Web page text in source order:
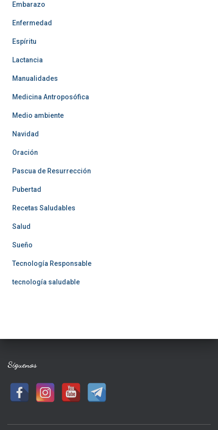
Embarazo
Enfermedad
Espíritu
Lactancia
Manualidades
Medicina Antroposófica
Medio ambiente
Navidad
Oración
Pascua de Resurrección
Pubertad
Recetas Saludables
Salud
Sueño
Tecnología Responsable
tecnología saludable
Síguenos